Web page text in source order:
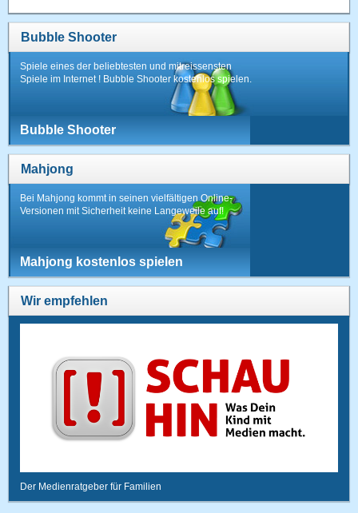
Bubble Shooter
Spiele eines der beliebtesten und mitreissensten
Spiele im Internet ! Bubble Shooter kostenlos spielen.
Bubble Shooter
Mahjong
Bei Mahjong kommt in seinen vielfältigen Online-
Versionen mit Sicherheit keine Langeweile auf!
Mahjong kostenlos spielen
Wir empfehlen
Der Medienratgeber für Familien